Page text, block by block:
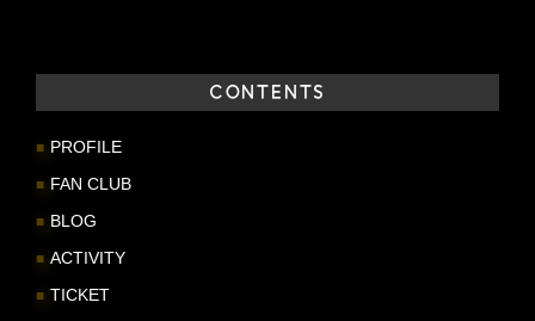
CONTENTS
PROFILE
FAN CLUB
BLOG
ACTIVITY
TICKET